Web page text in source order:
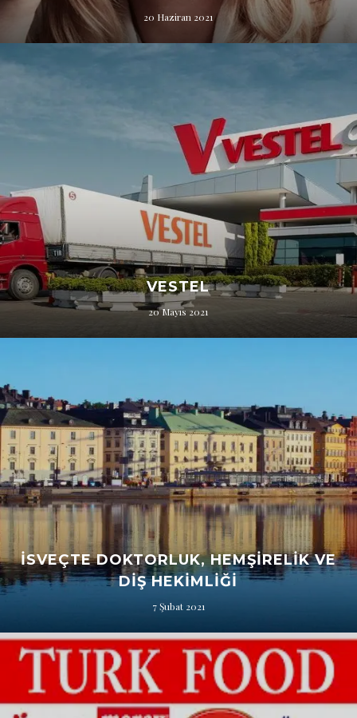
20 Haziran 2021
VESTEL
20 Mayıs 2021
İSVEÇTE DOKTORLUK, HEMŞIRELIK VE
DIŞ HEKIMLIĞI
7 Şubat 2021